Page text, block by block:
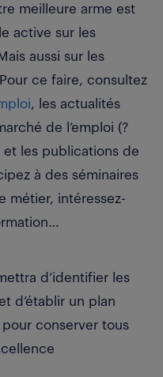
meilleure arme est
active sur les
aussi sur les
ce faire, consultez
, les actualités
de l’emploi (?
et les publications de
à des séminaires
métier, intéressez-
d’identifier les
d’établir un plan
conserver tous